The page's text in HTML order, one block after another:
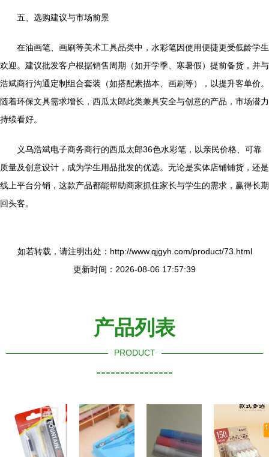
五、选购建议与市场前景
在油画笔、画刷等美术工具品类中，水彩笔因使用便捷更受低龄学生
欢迎。建议批发客户根据销售周期（如开学季、寒暑假）提前备货，并与
浩斌商行沟通定制组合套装（如搭配素描本、画刷等），以提升客单价。
随着环保文具需求增长，西瓜太郎此类兼具安全与创意的产品，市场潜力
持续看好。
义乌浩斌电子商务商行的西瓜太郎36色水彩笔，以亲民价格、可靠
质量及创意设计，成为学生用品批发的优选。无论是实体店铺铺货，还是
线上平台分销，这款产品都能帮助商家抓住家长与学生的需求，赢得长期
回头客。
如若转载，请注明出处：http://www.qjgyh.com/product/73.html
更新时间：2026-08-06 17:57:39
产品列表
PRODUCT
----------------